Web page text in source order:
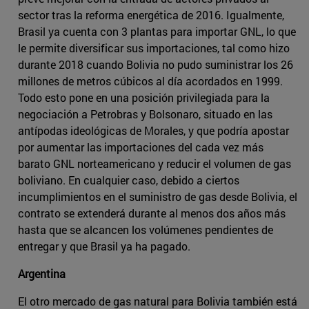
sector tras la reforma energética de 2016. Igualmente,
Brasil ya cuenta con 3 plantas para importar GNL, lo que
le permite diversificar sus importaciones, tal como hizo
durante 2018 cuando Bolivia no pudo suministrar los 26
millones de metros cúbicos al día acordados en 1999.
Todo esto pone en una posición privilegiada para la
negociación a Petrobras y Bolsonaro, situado en las
antípodas ideológicas de Morales, y que podría apostar
por aumentar las importaciones del cada vez más
barato GNL norteamericano y reducir el volumen de gas
boliviano. En cualquier caso, debido a ciertos
incumplimientos en el suministro de gas desde Bolivia, el
contrato se extenderá durante al menos dos años más
hasta que se alcancen los volúmenes pendientes de
entregar y que Brasil ya ha pagado.
Argentina
El otro mercado de gas natural para Bolivia también está